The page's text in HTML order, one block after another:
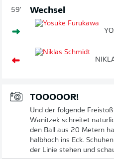
59' Wechsel
TOOOOOR!
Und der folgende
Wanitzek schreitet
den Ball aus 20 Metern
halbhoch ins Eck.
der Linie stehen und